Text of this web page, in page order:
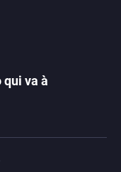
va à